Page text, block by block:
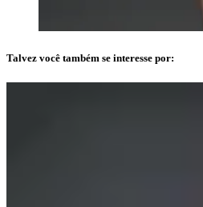
Talvez você também se interesse por: